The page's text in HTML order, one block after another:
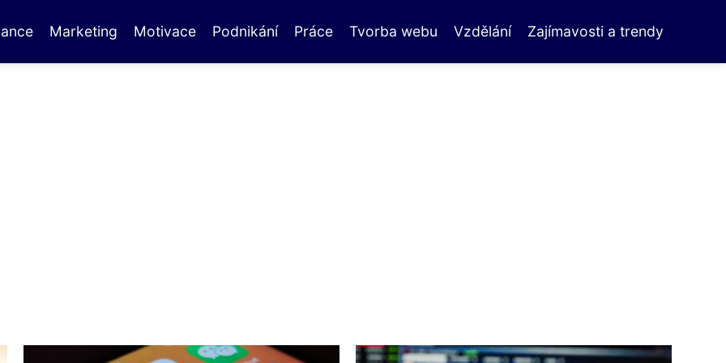
Marketing Motivace Podnikání Práce Tvorba webu Vzdělání Zajímavosti a trendy